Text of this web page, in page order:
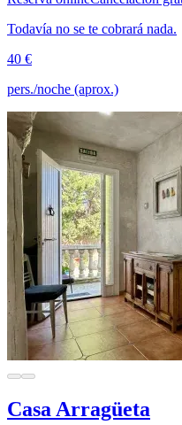
Todavía no se te cobrará nada.
40 €
pers./noche (aprox.)
Casa Arragüeta